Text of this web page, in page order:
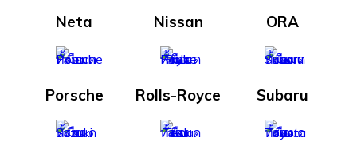
Neta Nissan ORA
Porsche Rolls-Royce Subaru